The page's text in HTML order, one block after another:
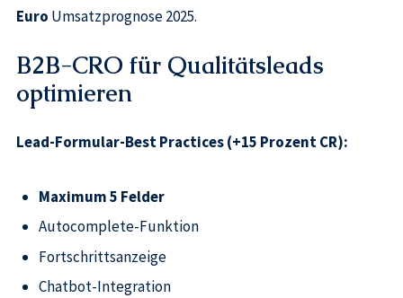
Euro Umsatzprognose 2025.
B2B-CRO für Qualitätsleads
optimieren
Lead-Formular-Best Practices (+15 Prozent CR):
Maximum 5 Felder
Autocomplete-Funktion
Fortschrittsanzeige
Chatbot-Integration